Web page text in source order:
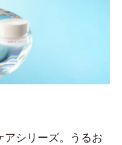
シリーズ。うるお